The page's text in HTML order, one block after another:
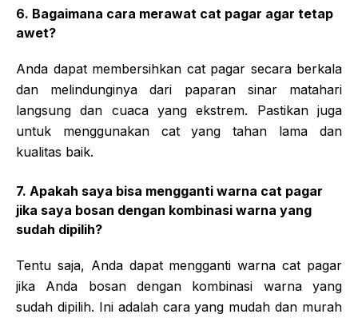
6. Bagaimana cara merawat cat pagar agar tetap
awet?
Anda dapat membersihkan cat pagar secara berkala
dan melindunginya dari paparan sinar matahari
langsung dan cuaca yang ekstrem. Pastikan juga
untuk menggunakan cat yang tahan lama dan
kualitas baik.
7. Apakah saya bisa mengganti warna cat pagar
jika saya bosan dengan kombinasi warna yang
sudah dipilih?
Tentu saja, Anda dapat mengganti warna cat pagar
jika Anda bosan dengan kombinasi warna yang
sudah dipilih. Ini adalah cara yang mudah dan murah